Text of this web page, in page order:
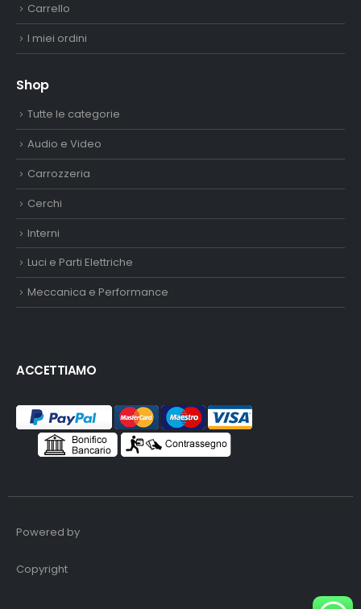
Carrello
I miei ordini
Shop
Tutte le categorie
Audio e Video
Carrozzeria
Cerchi
Interni
Luci e Parti Elettriche
Meccanica e Performance
ACCETTIAMO
Powered by
Copyright